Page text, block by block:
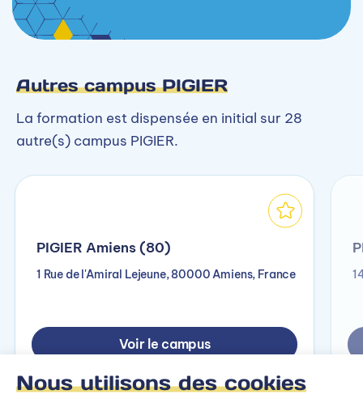
Nous utilisons des cookies
Autres campus PIGIER
La formation est dispensée en initial sur 28
autre(s) campus PIGIER.
PIGIER Amiens (80)
1 Rue de l'Amiral Lejeune, 80000 Amiens, France
Voir le campus